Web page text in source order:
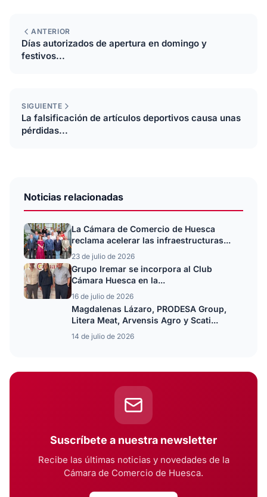
ANTERIOR
Días autorizados de apertura en domingo y
festivos...
SIGUIENTE
La falsificación de artículos deportivos causa unas
pérdidas...
Noticias relacionadas
La Cámara de Comercio de Huesca
reclama acelerar las infraestructuras...
23 de julio de 2026
Grupo Iremar se incorpora al Club
Cámara Huesca en la...
16 de julio de 2026
Magdalenas Lázaro, PRODESA Group,
Litera Meat, Arvensis Agro y Scati...
14 de julio de 2026
Suscríbete a nuestra newsletter
Recibe las últimas noticias y novedades de la
Cámara de Comercio de Huesca.